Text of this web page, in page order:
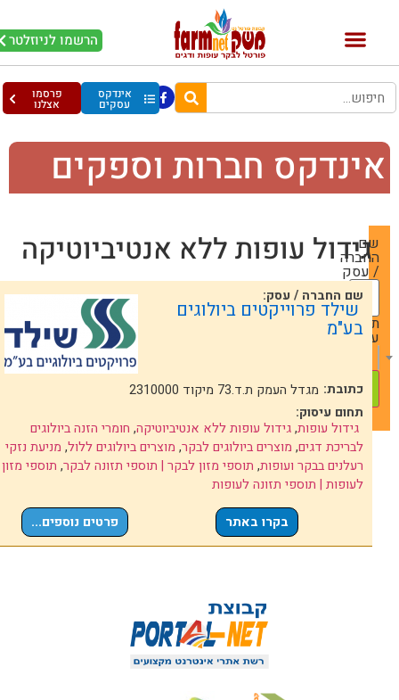
הרשמו לניוזלטר
אינדקס
עסקים
פרסמו
אצלנו
חברות וספקים
שם
החברה
/ עסק
תחום
עיסוק
— Choose One —
גידול עופות ללא אנטיביוטיקה
שם החברה / עסק:
שילד פרוייקטים ביולוגים
בע"מ
כתובת: מגדל העמק ת.ד.73 מיקוד 2310000
תחום עיסוק:
גידול עופות,גידול עופות ללא אנטיביוטיקה,חומרי הזנה ביולוגים
לבריכת דגים,מוצרים ביולוגים לבקר,מוצרים ביולוגים ללול,מניעת נזקי
רעלנים בבקר ועופות,תוספי מזון לבקר | תוספי תזונה לבקר,תוספי מזון
לעופות | תוספי תזונה לעופות
פרטים נוספים...
בקרו באתר